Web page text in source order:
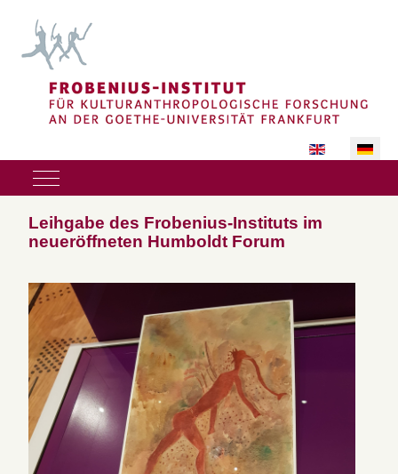
Sprache
Mobile Menu Toggle
Leihgabe des Frobenius-Instituts im
neueröffneten Humboldt Forum